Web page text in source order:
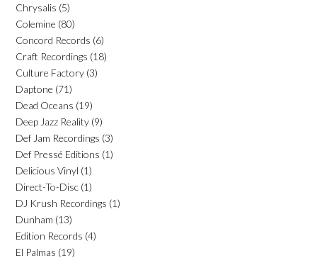
Chrysalis (5)
Colemine (80)
Concord Records (6)
Craft Recordings (18)
Culture Factory (3)
Daptone (71)
Dead Oceans (19)
Deep Jazz Reality (9)
Def Jam Recordings (3)
Def Pressé Editions (1)
Delicious Vinyl (1)
Direct-To-Disc (1)
DJ Krush Recordings (1)
Dunham (13)
Edition Records (4)
El Palmas (19)